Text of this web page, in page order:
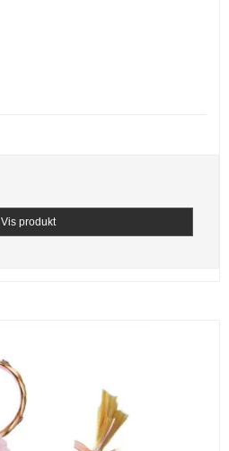
Vis produkt